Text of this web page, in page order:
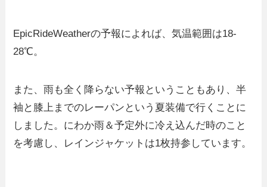
EpicRideWeatherの予報によれば、気温範囲は18-
28℃。
また、雨も全く降らない予報ということもあり、半
袖と膝上までのレーパンという夏装備で行くことに
しました。にわか雨＆予定外に冷え込んだ時のこと
を考慮し、レインジャケットは1枚持参しています。